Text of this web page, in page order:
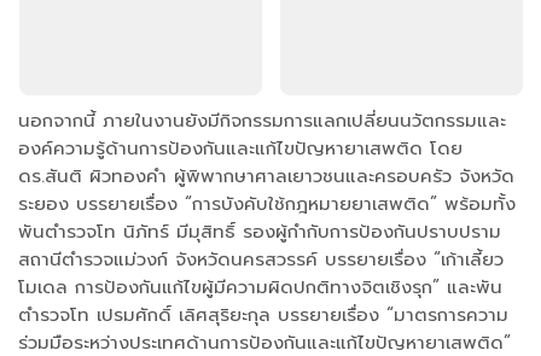
นอกจากนี้ ภายในงานยังมีกิจกรรมการแลกเปลี่ยนนวัตกรรมและ
องค์ความรู้ด้านการป้องกันและแก้ไขปัญหายาเสพติด โดย
ดร.สันติ ผิวทองคำ ผู้พิพากษาศาลเยาวชนและครอบครัว จังหวัด
ระยอง บรรยายเรื่อง “การบังคับใช้กฎหมายยาเสพติด” พร้อมทั้ง
พันตำรวจโท นิภัทร์ มีมุสิทธิ์ รองผู้กำกับการป้องกันปราบปราม
สถานีตำรวจแม่วงก์ จังหวัดนครสวรรค์ บรรยายเรื่อง “เก้าเลี้ยว
โมเดล การป้องกันแก้ไขผู้มีความผิดปกติทางจิตเชิงรุก” และพัน
ตำรวจโท เปรมศักดิ์ เลิศสุริยะกุล บรรยายเรื่อง “มาตรการความ
ร่วมมือระหว่างประเทศด้านการป้องกันและแก้ไขปัญหายาเสพติด”